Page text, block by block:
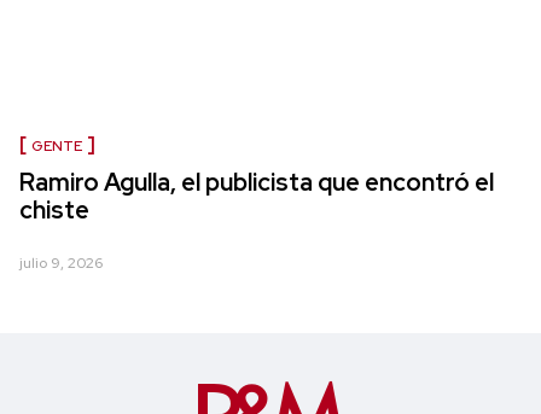
GENTE
Ramiro Agulla, el publicista que encontró el
chiste
julio 9, 2026